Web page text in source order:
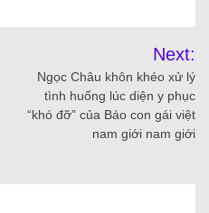
Next:
Ngọc Châu khôn khéo xử lý
tình huống lúc diện y phục
“khó đỡ” của Báo con gái việt
nam giới nam giới